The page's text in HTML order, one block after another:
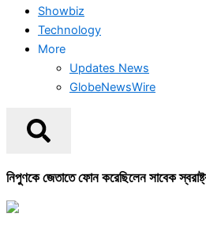
Showbiz
Technology
More
Updates News
GlobeNewsWire
নিপুণকে জেতাতে ফোন করেছিলেন সাবেক